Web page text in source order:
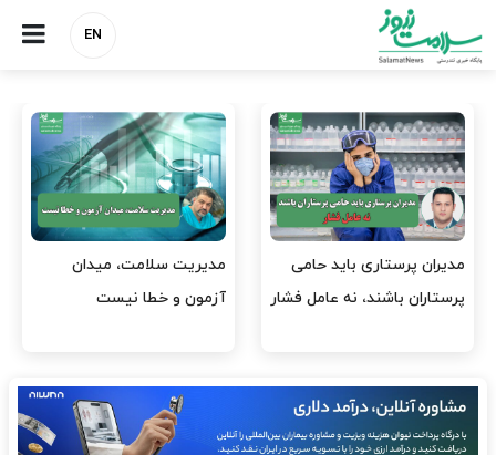
EN
فشار
مدیریت سلامت، میدان
آزمون و خطا نیست
وقت وزیر بهداشت باید
افتتاح پروژه‌ها شود؟